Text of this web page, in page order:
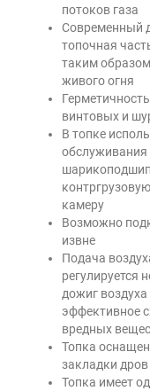
потоков газа
Современный
топочная
таким
живого огня
винтовых и
В топке
обслуживания
камеру
Возможно
извне
Подача
регулируется
дожиг
эффективное
вредных
Топка
закладки дров
Топка имеет